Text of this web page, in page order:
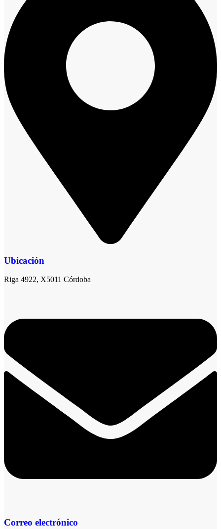
Ubicación
Riga 4922, X5011 Córdoba
Correo electrónico